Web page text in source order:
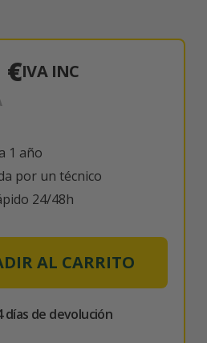
€IVA INC
1 año
por un técnico
24/48h
AL CARRITO
días de devolución